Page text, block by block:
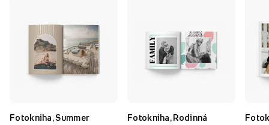
Fotokniha, Summer
Fotokniha, Rodinná